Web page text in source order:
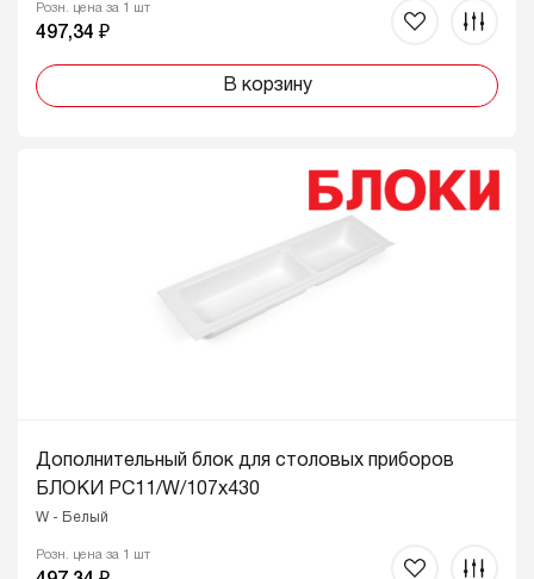
Розн. цена за 1 шт
497,34 ₽
В корзину
Дополнительный блок для столовых приборов
БЛОКИ PC11/W/107x430
W - Белый
Розн. цена за 1 шт